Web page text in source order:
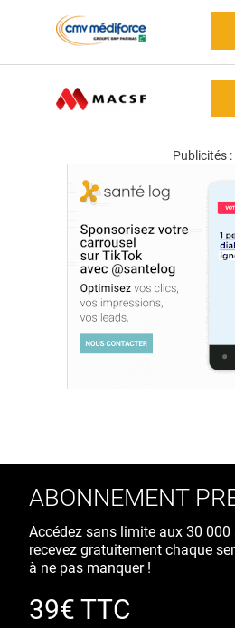
Publicités :
ABONNEMENT
Accédez sans limite aux 30
recevez gratuitement chaque
à ne pas manquer !
39€ TTC